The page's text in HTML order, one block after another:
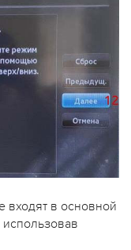
входят в основной